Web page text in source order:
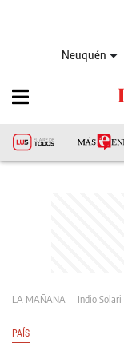
Neuquén
LA MAÑANA Indio Solari
PAÍS